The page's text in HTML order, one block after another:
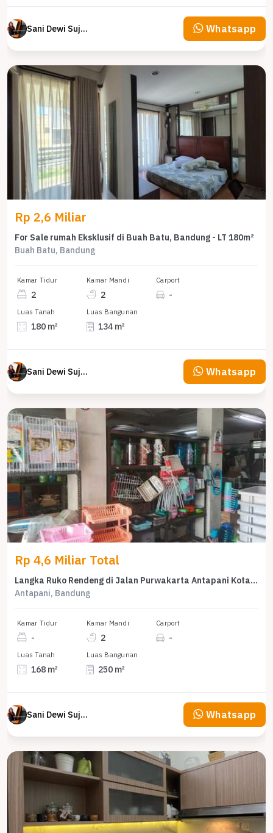
Sani Dewi Sujono Whatsapp
Rp 2,6 Miliar
For Sale rumah Eksklusif di Buah Batu, Bandung - LT 180m²
Buah Batu, Bandung
Kamar Tidur
2
Kamar Mandi
2
Carport
-
Luas Tanah
180 m²
Luas Bangunan
134 m²
Sani Dewi Sujono Whatsapp
Rp 4,6 Miliar Total
Langka Ruko Rendeng di Jalan Purwakarta Antapani Kota Bandung
Antapani, Bandung
Kamar Tidur
-
Kamar Mandi
2
Carport
-
Luas Tanah
168 m²
Luas Bangunan
250 m²
Sani Dewi Sujono Whatsapp